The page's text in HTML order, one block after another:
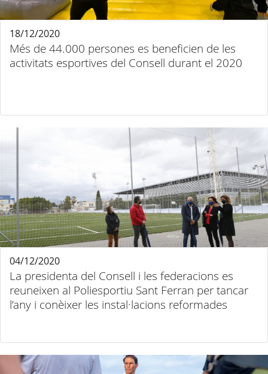
Més de 44.000 persones es beneficien de les
activitats esportives del Consell durant el 2020
18/12/2020
La presidenta del Consell i les federacions es
reuneixen al Poliesportiu Sant Ferran per tancar
l’any i conèixer les instal·lacions reformades
04/12/2020